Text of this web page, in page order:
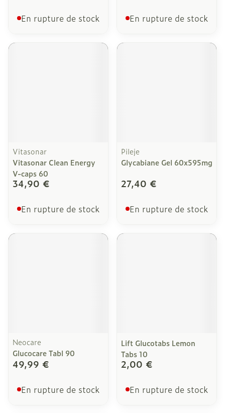
En rupture de stock En rupture de stock
Vitasonar
Vitasonar Clean Energy
V-caps 60
34,90 €
En rupture de stock
Pileje
Glycabiane Gel 60x595mg
27,40 €
En rupture de stock
Neocare
Glucocare Tabl 90
49,99 €
En rupture de stock
Lift Glucotabs Lemon
Tabs 10
2,00 €
En rupture de stock